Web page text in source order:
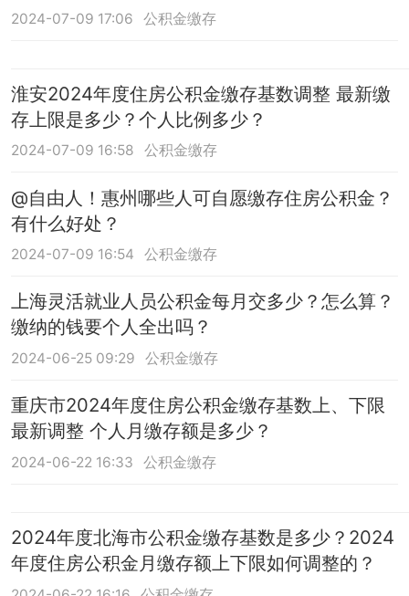
2024-07-09 17:06 公积金缴存
淮安2024年度住房公积金缴存基数调整 最新缴
存上限是多少？个人比例多少？
2024-07-09 16:58 公积金缴存
@自由人！惠州哪些人可自愿缴存住房公积金？
有什么好处？
2024-07-09 16:54 公积金缴存
上海灵活就业人员公积金每月交多少？怎么算？
缴纳的钱要个人全出吗？
2024-06-25 09:29 公积金缴存
重庆市2024年度住房公积金缴存基数上、下限
最新调整 个人月缴存额是多少？
2024-06-22 16:33 公积金缴存
2024年度北海市公积金缴存基数是多少？2024
年度住房公积金月缴存额上下限如何调整的？